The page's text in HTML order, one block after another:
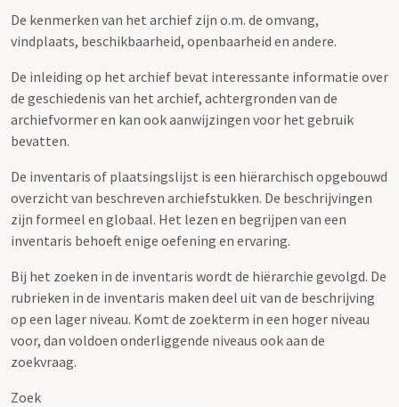
De kenmerken van het archief zijn o.m. de omvang,
vindplaats, beschikbaarheid, openbaarheid en andere.
De inleiding op het archief bevat interessante informatie over
de geschiedenis van het archief, achtergronden van de
archiefvormer en kan ook aanwijzingen voor het gebruik
bevatten.
De inventaris of plaatsingslijst is een hiërarchisch opgebouwd
overzicht van beschreven archiefstukken. De beschrijvingen
zijn formeel en globaal. Het lezen en begrijpen van een
inventaris behoeft enige oefening en ervaring.
Bij het zoeken in de inventaris wordt de hiërarchie gevolgd. De
rubrieken in de inventaris maken deel uit van de beschrijving
op een lager niveau. Komt de zoekterm in een hoger niveau
voor, dan voldoen onderliggende niveaus ook aan de
zoekvraag.
Zoek